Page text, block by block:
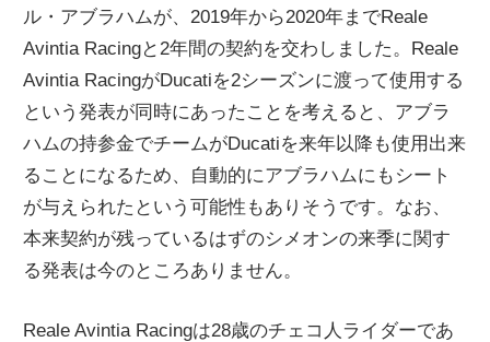
ク
ニ
ュ
ー
ル・アブラハムが、2019年から2020年までReale
Avintia Racingと2年間の契約を交わしました。Reale
Avintia RacingがDucatiを2シーズンに渡って使用する
という発表が同時にあったことを考えると、アブラ
ハムの持参金でチームがDucatiを来年以降も使用出来
ることになるため、自動的にアブラハムにもシート
が与えられたという可能性もありそうです。なお、
本来契約が残っているはずのシメオンの来季に関す
る発表は今のところありません。
Reale Avintia Racingは28歳のチェコ人ライダーであ